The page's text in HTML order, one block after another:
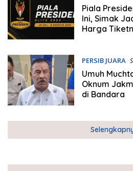
Piala
Ini, Simak
Harga
PERSIB JUARA
Umuh
Oknum
di Bandara